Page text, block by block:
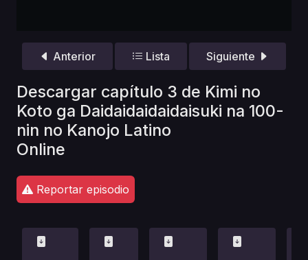
Anterior Lista Siguiente
Descargar capítulo 3 de Kimi no
Koto ga Daidaidaidaidaisuki na 100-
nin no Kanojo Latino
Online
Reportar episodio